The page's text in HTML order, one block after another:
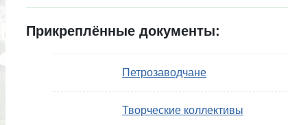
Прикреплённые документы:
Петрозаводчане
Творческие коллективы